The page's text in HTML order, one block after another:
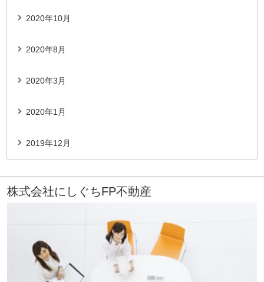
2020年10月
2020年8月
2020年3月
2020年1月
2019年12月
株式会社にしぐちFP不動産